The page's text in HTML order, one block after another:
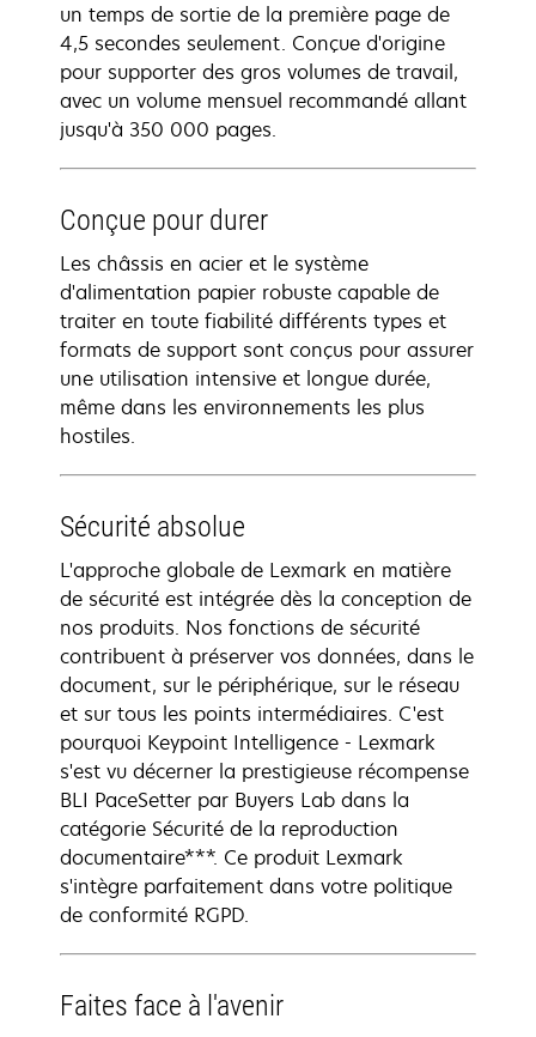
un temps de sortie de la première page de
4,5 secondes seulement. Conçue d'origine
pour supporter des gros volumes de travail,
avec un volume mensuel recommandé allant
jusqu'à 350 000 pages.
Conçue pour durer
Les châssis en acier et le système
d'alimentation papier robuste capable de
traiter en toute fiabilité différents types et
formats de support sont conçus pour assurer
une utilisation intensive et longue durée,
même dans les environnements les plus
hostiles.
Sécurité absolue
L'approche globale de Lexmark en matière
de sécurité est intégrée dès la conception de
nos produits. Nos fonctions de sécurité
contribuent à préserver vos données, dans le
document, sur le périphérique, sur le réseau
et sur tous les points intermédiaires. C'est
pourquoi Keypoint Intelligence - Lexmark
s'est vu décerner la prestigieuse récompense
BLI PaceSetter par Buyers Lab dans la
catégorie Sécurité de la reproduction
documentaire***. Ce produit Lexmark
s'intègre parfaitement dans votre politique
de conformité RGPD.
Faites face à l'avenir